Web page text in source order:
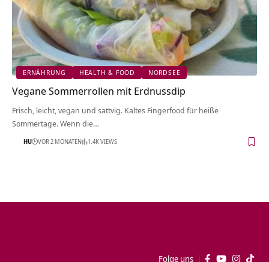
ERNÄHRUNG HEALTH & FOOD NORDSEE
Vegane Sommerrollen mit Erdnussdip
Frisch, leicht, vegan und sattvig. Kaltes Fingerfood für heiße
Sommertage. Wenn die…
HU VOR 2 MONATEN 1.4K VIEWS
Folge uns